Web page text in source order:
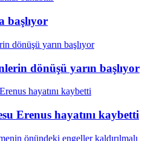
başlıyor
dönüşü yarın başlıyor
Erenus hayatını kaybetti